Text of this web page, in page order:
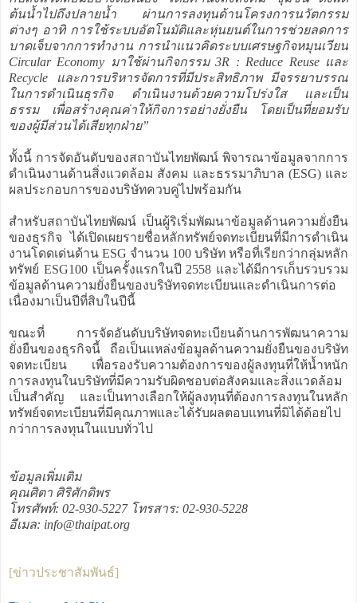
ต้นน้ำไปถึงปลายน้ำ ผ่านการลงทุนด้านโครงการนวัตกรรม
ต่างๆ อาทิ การใช้ระบบอัตโนมัติและหุ่นยนต์ในการช่วยลดการ
บาดเจ็บจากการทำงาน การนำแนวคิดระบบเศรษฐกิจหมุนเวียน
Circular Economy มาใช้ผ่านกิจกรรม 3R : Reduce Reuse และ
Recycle และการบริหารจัดการที่มีประสิทธิภาพ มีจรรยาบรรณ
ในการดำเนินธุรกิจ ดำเนินงานด้วยความโปร่งใส และเป็น
ธรรม เพื่อสร้างคุณค่าให้กิจการอย่างยั่งยืน โดยเป็นที่ยอมรับ
ของผู้มีส่วนได้เสียทุกฝ่าย”
ทั้งนี้ การจัดอันดับของสถาบันไทยพัฒน์ พิจารณาข้อมูลจากการ
ดำเนินงานด้านสิ่งแวดล้อม สังคม และธรรมาภิบาล (ESG) และ
ผลประกอบการของบริษัทควบคู่ไปพร้อมกัน
สำหรับสถาบันไทยพัฒน์ เป็นผู้ริเริ่มพัฒนาข้อมูลด้านความยั่งยืน
ของธุรกิจ ได้เปิดเผยรายชื่อหลักทรัพย์จดทะเบียนที่มีการดำเนิน
งานโดดเด่นด้าน ESG จำนวน 100 บริษัท หรือที่เรียกว่ากลุ่มหลัก
ทรัพย์ ESG100 เป็นครั้งแรกในปี 2558 และได้มีการเก็บรวบรวม
ข้อมูลด้านความยั่งยืนของบริษัทจดทะเบียนและดำเนินการต่อ
เนื่องมาเป็นปีที่สิบในปีนี้
ขณะที่ การจัดอันดับบริษัทจดทะเบียนด้านการพัฒนาความ
ยั่งยืนของธุรกิจนี้ ถือเป็นแหล่งข้อมูลด้านความยั่งยืนของบริษัท
จดทะเบียน เพื่อรองรับความต้องการของผู้ลงทุนที่ให้น้ำหนัก
การลงทุนในบริษัทที่มีความรับผิดชอบต่อสังคมและสิ่งแวดล้อม
เป็นสำคัญ และเป็นทางเลือกให้ผู้ลงทุนที่ต้องการลงทุนในหลัก
ทรัพย์จดทะเบียนที่มีคุณภาพและได้รับผลตอบแทนที่มิได้ด้อยไป
กว่าการลงทุนในแบบทั่วไป
ข้อมูลเพิ่มเติม
คุณศิตา ศิริศักดิพร
โทรศัพท์: 02-930-5227 โทรสาร: 02-930-5228
อีเมล: info@thaipat.org
[ข่าวประชาสัมพันธ์]